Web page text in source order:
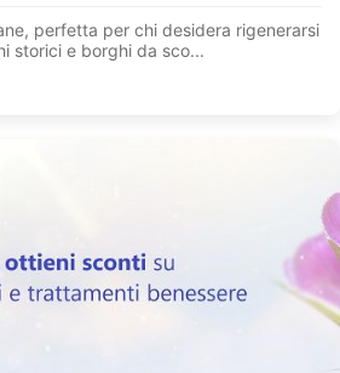
perfetta per chi desidera rigenerarsi
storici e borghi da sco...